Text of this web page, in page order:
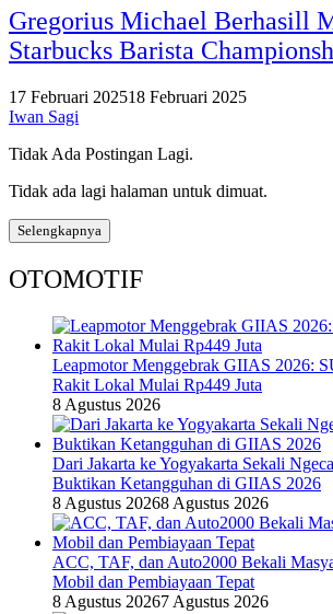
Gregorius Michael Berhasill
Starbucks Barista
17 Februari 202518 Februari 2025
Iwan Sagi
Tidak Ada Postingan Lagi.
Tidak ada lagi halaman untuk dimuat.
Selengkapnya
OTOMOTIF
Leapmotor Menggebrak GIIAS 2026:
Rakit Lokal Mulai Rp449 Juta
8 Agustus 2026
Dari Jakarta ke Yogyakarta Sekali
Buktikan Ketangguhan di GIIAS 2026
8 Agustus 20268 Agustus 2026
ACC, TAF, dan Auto2000 Bekali
Mobil dan Pembiayaan Tepat
8 Agustus 20267 Agustus 2026